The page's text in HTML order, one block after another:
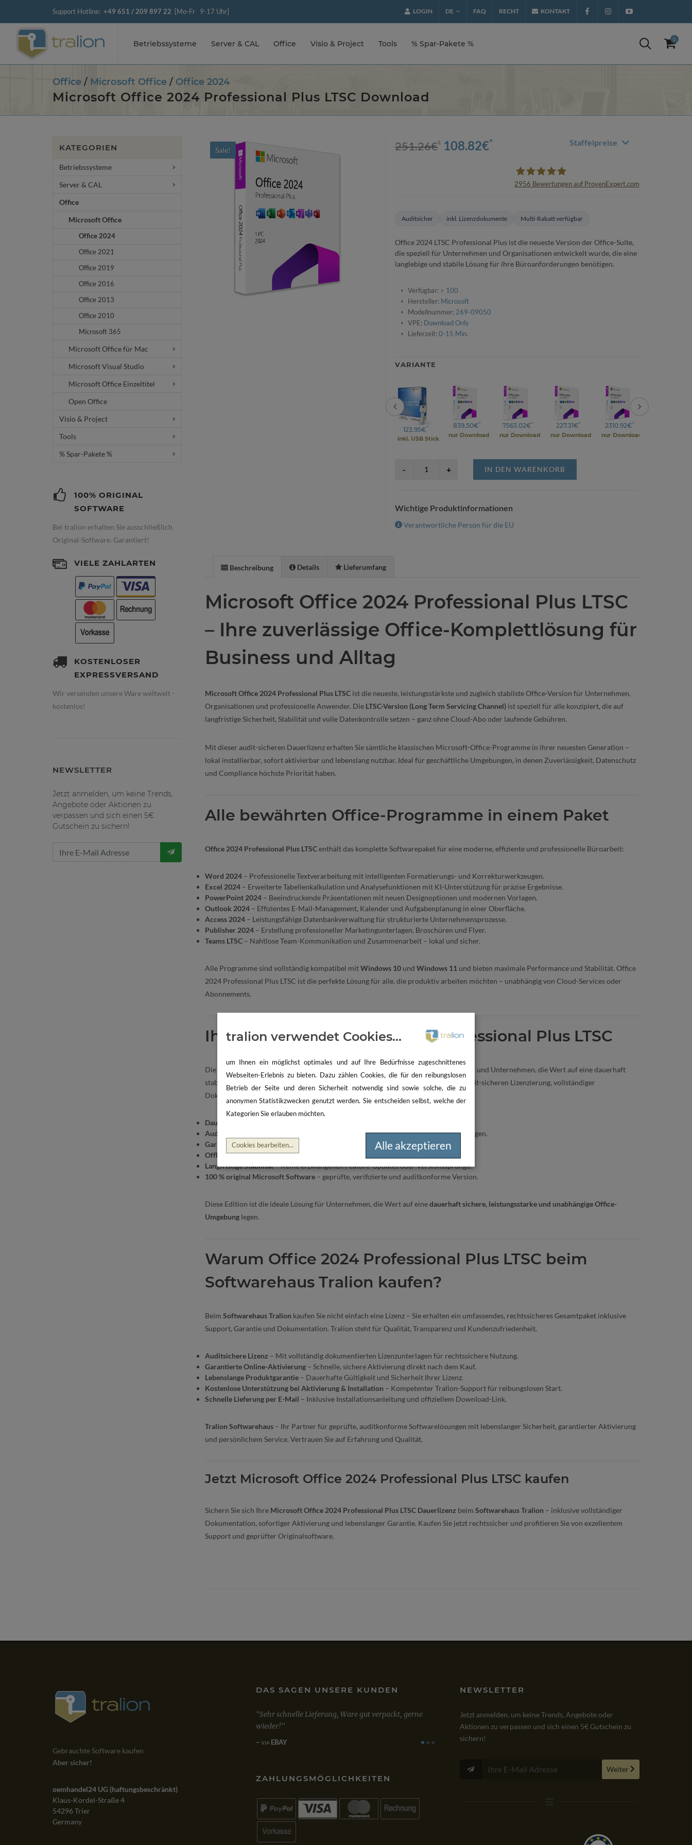
Support Hotline: +49 651 / 209 897 22 [Mo-Fr 9-17 Uhr] LOGIN DE FAQ RECHT KONTAKT
Betriebssysteme Server & CAL Office Visio & Project Tools % Spar-Pakete % 0
Office / Microsoft Office / Office 2024
Microsoft Office 2024 Professional Plus LTSC Download
Sale! 251.26€* 108.82€* Staffelpreise
2956 Bewertungen auf ProvenExpert.com
Auditsicher inkl. Lizenzdokumente Multi-Rabatt verfügbar
Office 2024 LTSC Professional Plus ist die neueste Version der Office-Suite,
die speziell für Unternehmen und Organisationen entwickelt wurde, die eine
langlebige und stabile Lösung für ihre Büroanforderungen benötigen.
Verfügbar: > 100
Hersteller: Microsoft
Modellnummer: 269-09050
VPE: Download Only
Lieferzeit: 0-15 Min.
VARIANTE
123.95€*
inkl. USB Stick
839.50€*
nur Download
7563.02€*
nur Download
227.31€*
nur Download
2310.92€*
nur Download
IN DEN WARENKORB
Wichtige Produktinformationen
Verantwortliche Person für die EU
Beschreibung Details Lieferumfang
Microsoft Office 2024 Professional Plus LTSC
– Ihre zuverlässige Office-Komplettlösung für
Business und Alltag
Microsoft Office 2024 Professional Plus LTSC ist die neueste, leistungsstärkste und zugleich stabilste Office-Version für Unternehmen,
Organisationen und professionelle Anwender. Die LTSC-Version (Long Term Servicing Channel) ist speziell für alle konzipiert, die auf
langfristige Sicherheit, Stabilität und volle Datenkontrolle setzen – ganz ohne Cloud-Abo oder laufende Gebühren.
Mit dieser audit-sicheren Dauerlizenz erhalten Sie sämtliche klassischen Microsoft-Office-Programme in ihrer neuesten Generation –
lokal installierbar, sofort aktivierbar und lebenslang nutzbar. Ideal für geschäftliche Umgebungen, in denen Zuverlässigkeit, Datenschutz
und Compliance höchste Priorität haben.
Alle bewährten Office-Programme in einem Paket
Office 2024 Professional Plus LTSCenthält das komplette Softwarepaket für eine moderne, effiziente und professionelle Büroarbeit:
Word 2024 – Professionelle Textverarbeitung mit intelligenten Formatierungs- und Korrekturwerkzeugen.
Excel 2024 – Erweiterte Tabellenkalkulation und Analysefunktionen mit KI-Unterstützung für präzise Ergebnisse.
PowerPoint 2024 – Beeindruckende Präsentationen mit neuen Designoptionen und modernen Vorlagen.
Outlook 2024 – Effizientes E-Mail-Management, Kalender und Aufgabenplanung in einer Oberfläche.
Access 2024 – Leistungsfähige Datenbankverwaltung für strukturierte Unternehmensprozesse.
Publisher 2024 – Erstellung professioneller Marketingunterlagen, Broschüren und Flyer.
Teams LTSC – Nahtlose Team-Kommunikation und Zusammenarbeit – lokal und sicher.
Alle Programme sind vollständig kompatibel mitWindows 10 undWindows 11 und bieten maximale Performance und Stabilität. Office
2024 Professional Plus LTSC ist die perfekte Lösung für alle, die produktiv arbeiten möchten – unabhängig von Cloud-Services oder
Abonnements.
Ihre Vorteile mit Office 2024 Professional Plus LTSC
Die
von Office 2024 richtet sich an professionelle Anwender, Behörden und Unternehmen, die Wert auf eine dauerhaft
stabile, sichere und rechtssichere Softwarelösung legen. Sie profitieren von einer audit-sicheren Lizenzierung, vollständiger
Dokumentation und einer garantierten Online-Aktivierung.
Dauerlizenz ohne Abonnement
Auditsicher und rechtskonform
– Inklusive vollständig dokumentierter Lizenzunterlagen.
Garantierte Online-Aktivierung
– Sofortige, stabile Aktivierung nach Erwerb.
Offline nutzbar– Keine Cloud-Pflicht, volle Datenhoheit.
Langfristige Stabilität– Keine erzwungenen Feature-Updates oder Versionssprünge.
100 % original Microsoft Software – geprüfte, verifizierte und auditkonforme Version.
Diese Edition ist die ideale Lösung für Unternehmen, die Wert auf einedauerhaft sichere, leistungsstarke und unabhängige Office-
Umgebung legen.
Warum Office 2024 Professional Plus LTSC beim
Softwarehaus Tralion kaufen?
BeimSoftwarehaus Tralion kaufen Sie nicht einfach eine Lizenz – Sie erhalten ein umfassendes, rechtssicheres Gesamtpaket inklusive
Support, Garantie und Dokumentation. Tralion steht für Qualität, Transparenz und Kundenzufriedenheit.
Auditsichere Lizenz – Mit vollständig dokumentierten Lizenzunterlagen für rechtssichere Nutzung.
Garantierte Online-Aktivierung – Schnelle, sichere Aktivierung direkt nach dem Kauf.
Lebenslange Produktgarantie – Dauerhafte Gültigkeit und Sicherheit Ihrer Lizenz.
Kostenlose Unterstützung bei Aktivierung & Installation – Kompetenter Tralion-Support für reibungslosen Start.
Schnelle Lieferung per E-Mail – Inklusive Installationsanleitung und offiziellem Download-Link.
Tralion Softwarehaus – Ihr Partner für geprüfte, auditkonforme Softwarelösungen mit lebenslanger Sicherheit, garantierter Aktivierung
und persönlichem Service. Vertrauen Sie auf Erfahrung und Qualität.
Jetzt Microsoft Office 2024 Professional Plus LTSC kaufen
Sichern Sie sich Ihre Microsoft Office 2024 Professional Plus LTSC Dauerlizenz beimSoftwarehaus Tralion – inklusive vollständiger
Dokumentation, sofortiger Aktivierung und lebenslanger Garantie. Kaufen Sie jetzt rechtssicher und profitieren Sie von exzellentem
Support und geprüfter Originalsoftware.
KATEGORIEN
Betriebssysteme
Server & CAL
Office
Microsoft Office
Office 2024
Office 2021
Office 2019
Office 2016
Office 2013
Office 2010
Microsoft 365
Microsoft Office für Mac
Microsoft Visual Studio
Microsoft Office Einzeltitel
Open Office
Visio & Project
Tools
% Spar-Pakete %
100% ORIGINAL
SOFTWARE
Bei tralion erhalten Sie ausschließlich
Original-Software. Garantiert!
VIELE ZAHLARTEN
KOSTENLOSER
EXPRESSVERSAND
Wir versenden unsere Ware weltweit -
kostenlos!
NEWSLETTER
Jetzt anmelden, um keine Trends,
Angebote oder Aktionen zu
verpassen und sich einen 5€
Gutschein zu sichern!
Gebrauchte Software kaufen
Aber sicher!
oemhandel24 UG (haftungsbeschränkt)
Klaus-Kordel-Straße 4
54296 Trier
Germany
DAS SAGEN UNSERE KUNDEN
Sehr schnelle Lieferung, Ware gut verpackt, gerne
Mit dem Kauf von Win 10 Professional bin ich sehr
zufrieden. Bestellung, Kauf und Lieferung verliefen
einwandfrei.
Sowohl Lieferung, Softwareinstallation und
Lizenzübergabe verliefen problemlos.
Empfehlenswert!
wieder!
ZAHLUNGSMÖGLICHKEITEN
NEWSLETTER
Jetzt anmelden, um keine Trends, Angebote oder
Aktionen zu verpassen und sich einen 5€ Gutschein zu
sichern!
Weiter
tralion verwendet Cookies...
um Ihnen ein möglichst optimales und auf Ihre Bedürfnisse zugeschnittenes
Webseiten-Erlebnis zu bieten. Dazu zählen Cookies, die für den reibungslosen
Betrieb der Seite und deren Sicherheit notwendig sind sowie solche, die zu
anonymen Statistikzwecken genutzt werden. Sie entscheiden selbst, welche der
Kategorien Sie erlauben möchten.
Cookies bearbeiten... Alle akzeptieren